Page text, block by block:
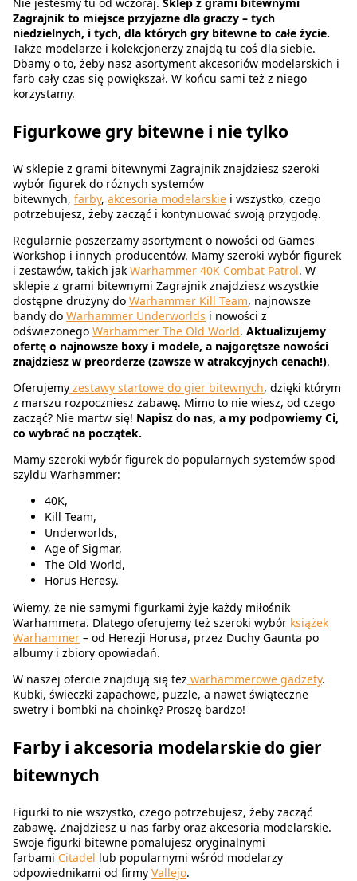
Zagrajnik to miejsce przyjazne dla graczy – tych
niedzielnych, i tych, dla których gry bitewne to całe życie.
Także modelarze i kolekcjonerzy znajdą tu coś dla siebie.
Dbamy o to, żeby nasz asortyment akcesoriów modelarskich i
farb cały czas się powiększał. W końcu sami też z niego
korzystamy.
Figurkowe gry bitewne i nie tylko
W sklepie z grami bitewnymi Zagrajnik znajdziesz szeroki
wybór figurek do różnych systemów
bitewnych, farby, akcesoria modelarskie i wszystko, czego
potrzebujesz, żeby zacząć i kontynuować swoją przygodę.
Regularnie poszerzamy asortyment o nowości od Games
Workshop i innych producentów. Mamy szeroki wybór figurek
i zestawów, takich jak Warhammer 40K Combat Patrol. W
sklepie z grami bitewnymi Zagrajnik znajdziesz wszystkie
dostępne drużyny do Warhammer Kill Team, najnowsze
bandy do Warhammer Underworlds i nowości z
odświeżonego Warhammer The Old World. Aktualizujemy
ofertę o najnowsze boxy i modele, a najgorętsze nowości
znajdziesz w preorderze (zawsze w atrakcyjnych cenach!).
Oferujemy zestawy startowe do gier bitewnych, dzięki którym
z marszu rozpoczniesz zabawę. Mimo to nie wiesz, od czego
zacząć? Nie martw się! Napisz do nas, a my podpowiemy Ci,
co wybrać na początek.
Mamy szeroki wybór figurek do popularnych systemów spod
szyldu Warhammer:
40K,
Kill Team,
Underworlds,
Age of Sigmar,
The Old World,
Horus Heresy.
Wiemy, że nie samymi figurkami żyje każdy miłośnik
Warhammera. Dlatego oferujemy też szeroki wybór książek
Warhammer – od Herezji Horusa, przez Duchy Gaunta po
albumy i zbiory opowiadań.
W naszej ofercie znajdują się też warhammerowe gadżety.
Kubki, świeczki zapachowe, puzzle, a nawet świąteczne
swetry i bombki na choinkę? Proszę bardzo!
Farby i akcesoria modelarskie do gier
bitewnych
Figurki to nie wszystko, czego potrzebujesz, żeby zacząć
zabawę. Znajdziesz u nas farby oraz akcesoria modelarskie.
Swoje figurki bitewne pomalujesz oryginalnymi
farbami Citadel lub popularnymi wśród modelarzy
odpowiednikami od firmy Vallejo.